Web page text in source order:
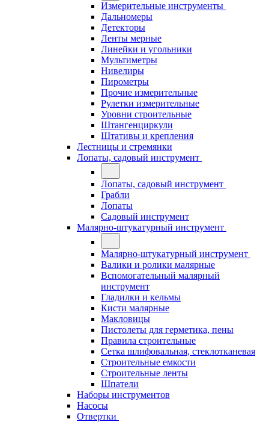
Измерительные инструменты
Дальномеры
Детекторы
Ленты мерные
Линейки и угольники
Мультиметры
Нивелиры
Пирометры
Прочие измерительные
Рулетки измерительные
Уровни строительные
Штангенциркули
Штативы и крепления
Лестницы и стремянки
Лопаты, садовый инструмент
Лопаты, садовый инструмент
Грабли
Лопаты
Садовый инструмент
Малярно-штукатурный инструмент
Малярно-штукатурный инструмент
Валики и ролики малярные
Вспомогательный малярный
инструмент
Гладилки и кельмы
Кисти малярные
Макловицы
Пистолеты для герметика, пены
Правила строительные
Сетка шлифовальная, стеклотканевая
Строительные емкости
Строительные ленты
Шпатели
Наборы инструментов
Насосы
Отвертки